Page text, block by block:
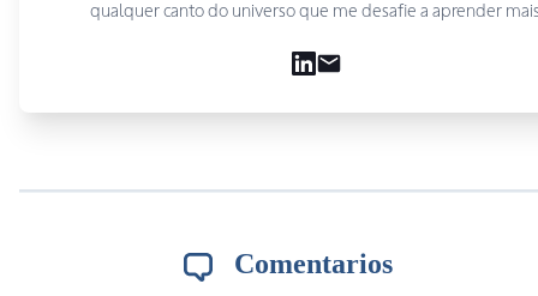
qualquer canto do universo que me desafie a aprender
Comentarios